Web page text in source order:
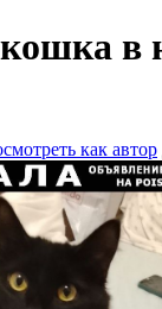
в
как автор